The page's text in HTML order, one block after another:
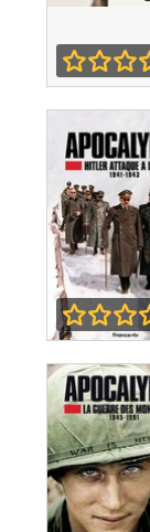
Légendes -
Hitler
l'Est